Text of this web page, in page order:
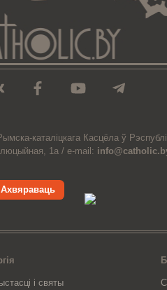
каталіцкага Касцёла ў
1а / e-mail:
Ахвяраваць
і святы